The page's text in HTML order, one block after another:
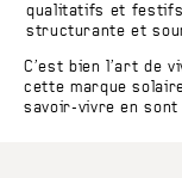
qualitatifs et festifs
structurante et
C’est bien l’art de
cette marque
savoir-vivre en